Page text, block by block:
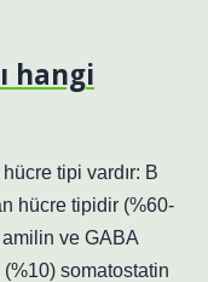
hangi
tipi vardır: B
hücre tipidir (%60-
ve GABA
(%10) somatostatin